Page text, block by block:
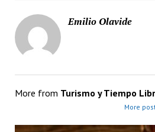
Emilio Olavide
More from Turismo y Tiempo
More